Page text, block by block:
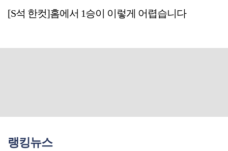
[S석 한컷]홈에서 1승이 이렇게 어렵습니다
랭킹뉴스